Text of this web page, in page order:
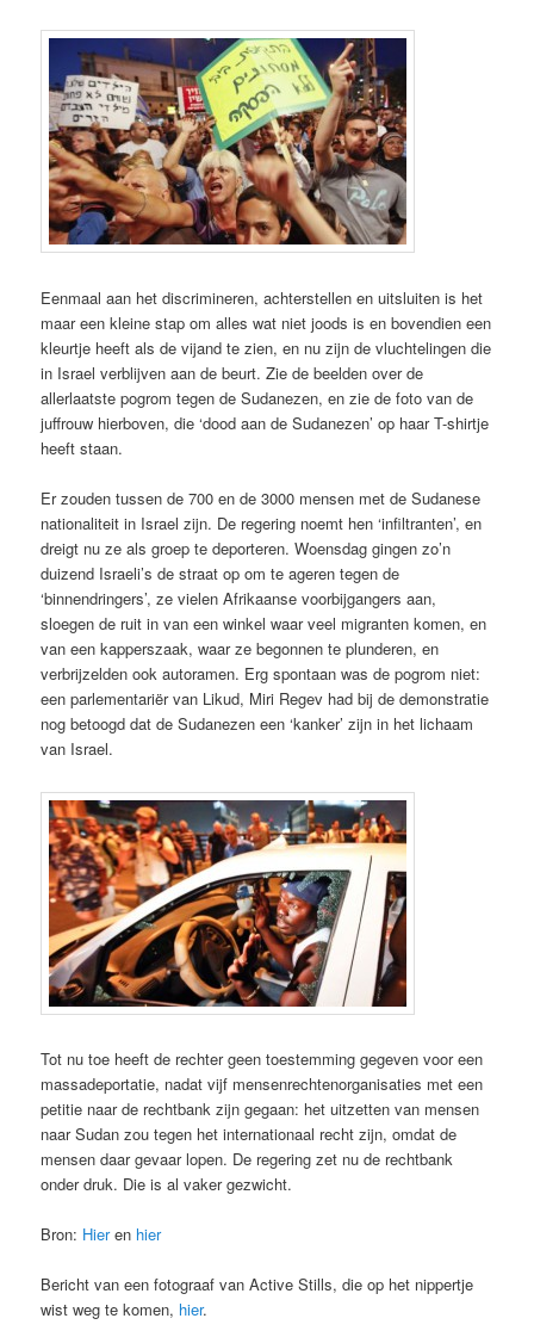
Eenmaal aan het discrimineren, achterstellen en uitsluiten is het
maar een kleine stap om alles wat niet joods is en bovendien een
kleurtje heeft als de vijand te zien, en nu zijn de vluchtelingen die
in Israel verblijven aan de beurt. Zie de beelden over de
allerlaatste pogrom tegen de Sudanezen, en zie de foto van de
juffrouw hierboven, die ‘dood aan de Sudanezen’ op haar T-shirtje
heeft staan.
Er zouden tussen de 700 en de 3000 mensen met de Sudanese
nationaliteit in Israel zijn. De regering noemt hen ‘infiltranten’, en
dreigt nu ze als groep te deporteren. Woensdag gingen zo’n
duizend Israeli’s de straat op om te ageren tegen de
‘binnendringers’, ze vielen Afrikaanse voorbijgangers aan,
sloegen de ruit in van een winkel waar veel migranten komen, en
van een kapperszaak, waar ze begonnen te plunderen, en
verbrijzelden ook autoramen. Erg spontaan was de pogrom niet:
een parlementariër van Likud, Miri Regev had bij de demonstratie
nog betoogd dat de Sudanezen een ‘kanker’ zijn in het lichaam
van Israel.
Tot nu toe heeft de rechter geen toestemming gegeven voor een
massadeportatie, nadat vijf mensenrechtenorganisaties met een
petitie naar de rechtbank zijn gegaan: het uitzetten van mensen
naar Sudan zou tegen het internationaal recht zijn, omdat de
mensen daar gevaar lopen. De regering zet nu de rechtbank
onder druk. Die is al vaker gezwicht.
Bron: Hieren hier
Bericht van een fotograaf van Active Stills, die op het nippertje
wist weg te komen, hier.